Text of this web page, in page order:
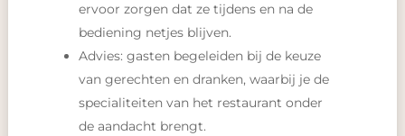
ervoor zorgen dat ze tijdens en na de
bediening netjes blijven.
Advies: gasten begeleiden bij de keuze
van gerechten en dranken, waarbij je de
specialiteiten van het restaurant onder
de aandacht brengt.